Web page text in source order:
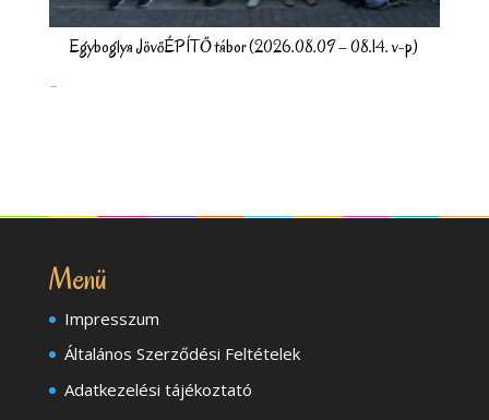
Egyboglya JövőÉPÍTŐ tábor (2026.08.09 – 08.14. v-p)
–Ártartomány:
Menü
Impresszum
Általános Szerződési Feltételek
Adatkezelési tájékoztató